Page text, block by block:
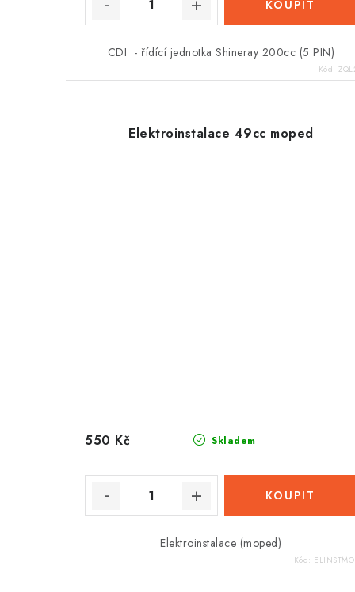
CDI - řídící jednotka Shineray 200cc (5 PIN)
Kód:
Elektroinstalace 49cc moped
Skladem
550 Kč
Elektroinstalace (moped)
Kód: